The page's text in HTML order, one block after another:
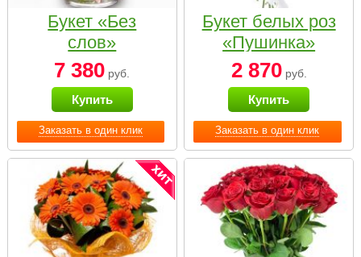
Заказать в один клик
Букет «Без
слов»
7 380 руб.
Купить
Заказать в один клик
Букет белых роз
«Пушинка»
2 870руб.
Купить